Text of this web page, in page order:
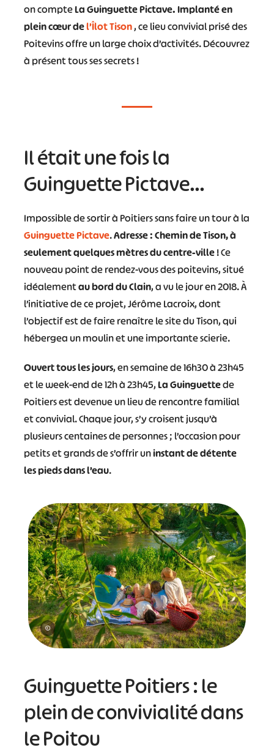
on compteLa Guinguette Pictave. Implanté en
plein cœur del’Îlot Tison, ce lieu convivial prisé des
Poitevins offre un large choix d’activités. Découvrez
à présent tous ses secrets !
Il était une fois la
Guinguette Pictave…
Impossible de sortir à Poitiers sans faire un tour à la
Guinguette Pictave.Adresse : Chemin de Tison, à
seulement quelques mètres du centre-ville! Ce
nouveau point de rendez-vous des poitevins, situé
idéalementau bord du Clain, a vu le jour en 2018. À
l’initiative de ce projet, Jérôme Lacroix, dont
l’objectif est de faire renaître le site du Tison, qui
hébergea un moulin et une importante scierie.
Ouvert tous les jours, en semaine de 16h30 à 23h45
et le week-end de 12h à 23h45,La Guinguettede
Poitiers est devenue un lieu de rencontre familial
et convivial. Chaque jour, s’y croisent jusqu’à
plusieurs centaines de personnes ; l’occasion pour
petits et grands de s’offrir uninstant de détente
les pieds dans l’eau.
©
Guinguette Poitiers : le
plein de convivialité dans
le Poitou